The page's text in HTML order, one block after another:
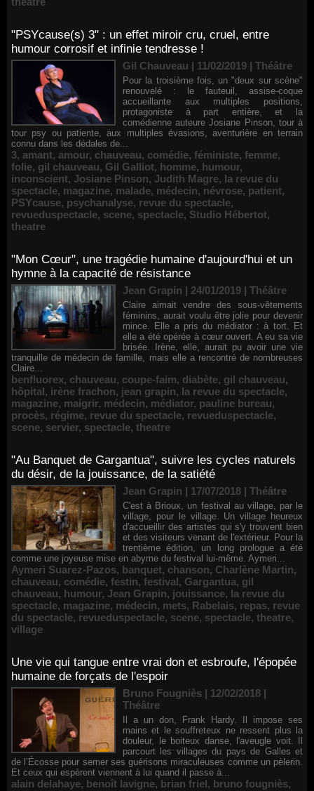
"PSYcause(s) 3" : un effet miroir cru, cruel, entre
humour corrosif et infinie tendresse !
Gil Chauveau | 11/02/2019 | Théâtre
Pour la troisième fois, un "deux sur scène"
renouvelé : le fauteuil, assise-coque
accueillante aux multiples positions,
protagoniste à part entière, et la
comédienne auteure Josiane Pinson, tour à
tour psy ou patiente, aux multiples évasions, aventurière en terrain
connu dans les dédales de...
3, amant, amour, chauveau, comédie, féministe, femme,
folie, gil chauveau, Gil Galliot, homme, humour,
inconscient, Josiane Pinson, Judith Magre, la revue du
spectacle, magazine, malade, médecin, névrose, patient,
PSYcause, psychanalyse, revue du spectacle,
revueduspectacle, scene, spectacle, Studio Hébertot,
theatre
"Mon Cœur", une tragédie humaine d'aujourd'hui et un
hymne à la capacité de résistance
Jean Grapin | 24/01/2019 | Théâtre
Claire aimait vendre des sous-vêtements
féminins, aurait voulu être jolie pour devenir
mince. Elle a pris du médiator : à tort. Et
elle a été opérée à cœur ouvert. A eu sa vie
brisée. Irène, elle, aurait pu avoir une vie
tranquille de médecin de famille, mais elle a rencontré de nombreuses
Claire...
benfluorex, chauveau, coupe-faim, diabète, gil chauveau,
hôpital, irène frachon, jean grapin, la revue du spectacle,
magazine, maigrir, médecin, médiator, pauline bureau,
procès, régime, revue du spectacle, revueduspectacle,
scene, servier, spectacle, theatre
"Au Banquet de Gargantua", suivre les cycles naturels
du désir, de la jouissance, de la satiété
Jean Grapin | 17/07/2018 | Théâtre
C'est à Brioux, un festival au village, par le
village, pour le village. Un village heureux
d'accueillir des artistes qui s'y trouvent bien
et des visiteurs venant de l'extérieur. Pour la
trentième édition, un long prologue a été
comme une joyeuse mise en abyme du festival lui-même. Aymeri...
Aymeri Suarez-Pazos, banquet, chanson, Charlène Martin,
chauveau, comédie, festin, festival, Gargantua, gil
chauveau, humour, Jean Grapin, jouissance, la revue du
spectacle, magazine, médecin, mets, Rabelais, repas, revue
du spectacle, revueduspectacle, scene, spectacle, theatre,
village
Une vie qui tangue entre vrai don et esbroufe, l'épopée
humaine de forçats de l'espoir
Bruno Fougniès | 12/02/2018 |
Théâtre
Il a un don, Frank Hardy. Il impose ses
mains et le souffreteux ne ressent plus la
douleur, le boiteux danse, l'aveugle voit. Il
parcourt les villages du pays de Galles et
de l’Écosse pour semer ses guérisons miraculeuses comme un pèlerin.
Et ceux qui espèrent viennent à lui quand il passe à...
alain delahaye, benoît lavigne, brian friel, bruno fougniès,